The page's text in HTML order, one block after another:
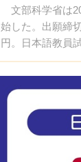
文部科学省は
始した。出願締
円。日本語教員